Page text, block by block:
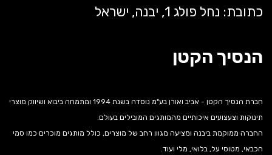
כתובת: נחל פולג 1, יבנה, ישראל
הנסיך הקטן
חברת הנסיך הקטן - אביב ואורן בע"מ נוסדה בשנת 1994 ומתמחה ביבוא ושיווק מוצרי
תינוקות וצעצועים איכותיים מהמותגים המובילים בעולם.
החברה ממוקמת ביבנה ומציעה מגוון רחב של מוצרים, כולל מותגים מוכרים כמו סמי
הכבאי, מטוסי על, בלואי, מלי ועוד.